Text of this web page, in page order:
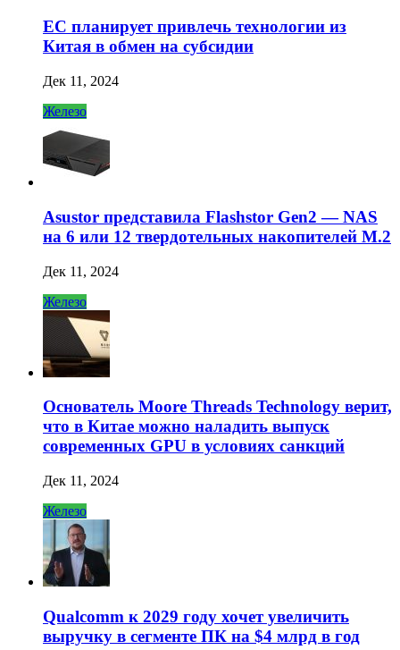
ЕС планирует привлечь технологии из
Китая в обмен на субсидии
Дек 11, 2024
Железо
Asustor представила Flashstor Gen2 — NAS
на 6 или 12 твердотельных накопителей M.2
Дек 11, 2024
Железо
Основатель Moore Threads Technology верит,
что в Китае можно наладить выпуск
современных GPU в условиях санкций
Дек 11, 2024
Железо
Qualcomm к 2029 году хочет увеличить
выручку в сегменте ПК на $4 млрд в год